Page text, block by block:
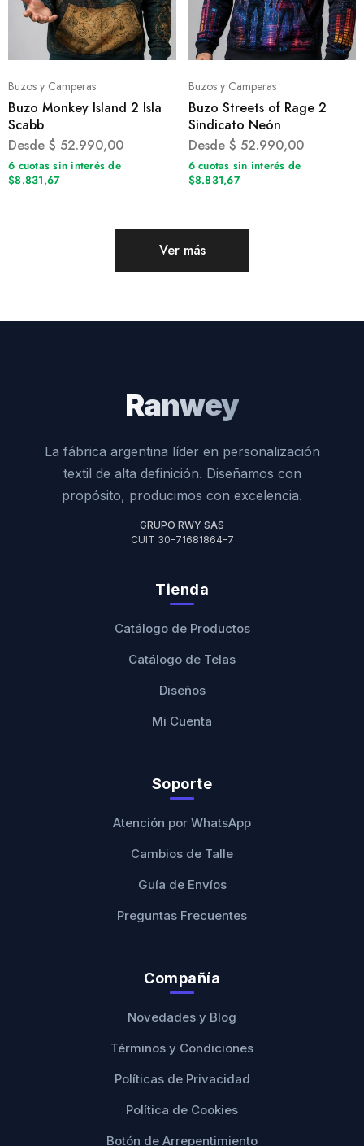
Buzos y Camperas
Buzo Monkey Island 2 Isla
Scabb
Desde $ 52.990,00
6 cuotas sin interés de
$8.831,67
Buzos y Camperas
Buzo Streets of Rage 2
Sindicato Neón
Desde $ 52.990,00
6 cuotas sin interés de
$8.831,67
Ver más
Ranwey
La fábrica argentina líder en personalización
textil de alta definición. Diseñamos con
propósito, producimos con excelencia.
GRUPO RWY SAS
CUIT 30-71681864-7
Tienda
Catálogo de Productos
Catálogo de Telas
Diseños
Mi Cuenta
Soporte
Atención por WhatsApp
Cambios de Talle
Guía de Envíos
Preguntas Frecuentes
Compañía
Novedades y Blog
Términos y Condiciones
Políticas de Privacidad
Política de Cookies
Botón de Arrepentimiento